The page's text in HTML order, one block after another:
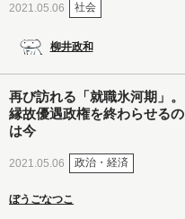
2021.05.06 社会
柳井政和
再び訪れる「就職氷河期」。
縁故優遇政権を終わらせるの
は今
2021.05.06 政治・経済
ぼうごなつこ